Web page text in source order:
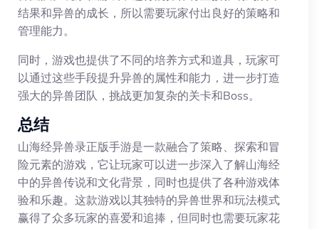
结果和异兽的成长，所以需要玩家付出良好的策略和
管理能力。
同时，游戏也提供了不同的培养方式和道具，玩家可
以通过这些手段提升异兽的属性和能力，进一步打造
强大的异兽团队，挑战更加复杂的关卡和Boss。
总结
山海经异兽录正版手游是一款融合了策略、探索和冒
险元素的游戏，它让玩家可以进一步深入了解山海经
中的异兽传说和文化背景，同时也提供了各种游戏体
验和乐趣。这款游戏以其独特的异兽世界和玩法模式
赢得了众多玩家的喜爱和追捧，但同时也需要玩家花